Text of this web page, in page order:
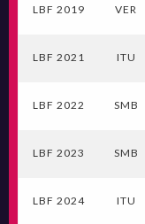
LBF 2019 VER
LBF 2021 ITU
LBF 2022 SMB
LBF 2023 SMB
LBF 2024 ITU